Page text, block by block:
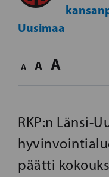
Uusimaa
A A A
RKP:n Länsi-
päätti